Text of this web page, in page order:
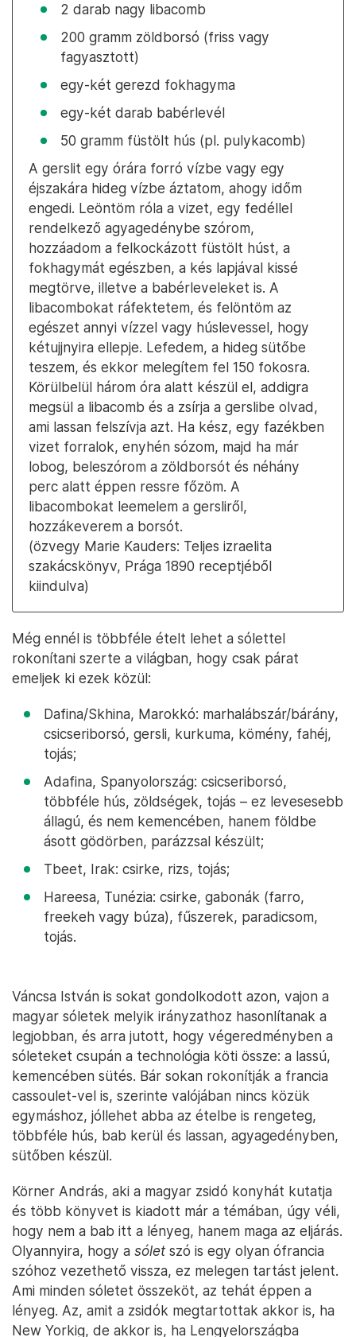
2 darab nagy libacomb
200 gramm zöldborsó (friss vagy
fagyasztott)
egy-két gerezd fokhagyma
egy-két darab babérlevél
50 gramm füstölt hús (pl. pulykacomb)
A gerslit egy órára forró vízbe vagy egy
éjszakára hideg vízbe áztatom, ahogy időm
engedi. Leöntöm róla a vizet, egy fedéllel
rendelkező agyagedénybe szórom,
hozzáadom a felkockázott füstölt húst, a
fokhagymát egészben, a kés lapjával kissé
megtörve, illetve a babérleveleket is. A
libacombokat ráfektetem, és felöntöm az
egészet annyi vízzel vagy húslevessel, hogy
kétujjnyira ellepje. Lefedem, a hideg sütőbe
teszem, és ekkor melegítem fel 150 fokosra.
Körülbelül három óra alatt készül el, addigra
megsül a libacomb és a zsírja a gerslibe olvad,
ami lassan felszívja azt. Ha kész, egy fazékben
vizet forralok, enyhén sózom, majd ha már
lobog, beleszórom a zöldborsót és néhány
perc alatt éppen ressre főzöm. A
libacombokat leemelem a gersliről,
hozzákeverem a borsót.
(özvegy Marie Kauders: Teljes izraelita
szakácskönyv, Prága 1890 receptjéből
kiindulva)
Még ennél is többféle ételt lehet a sólettel
rokonítani szerte a világban, hogy csak párat
emeljek ki ezek közül:
Dafina/Skhina, Marokkó: marhalábszár/bárány,
csicseriborsó, gersli, kurkuma, kömény, fahéj,
tojás;
Adafina, Spanyolország: csicseriborsó,
többféle hús, zöldségek, tojás – ez levesesebb
állagú, és nem kemencében, hanem földbe
ásott gödörben, parázzsal készült;
Tbeet, Irak: csirke, rizs, tojás;
Hareesa, Tunézia: csirke, gabonák (farro,
freekeh vagy búza), fűszerek, paradicsom,
tojás.
Váncsa István is sokat gondolkodott azon, vajon a
magyar sóletek melyik irányzathoz hasonlítanak a
legjobban, és arra jutott, hogy végeredményben a
sóleteket csupán a technológia köti össze: a lassú,
kemencében sütés. Bár sokan rokonítják a francia
cassoulet-vel is, szerinte valójában nincs közük
egymáshoz, jóllehet abba az ételbe is rengeteg,
többféle hús, bab kerül és lassan, agyagedényben,
sütőben készül.
Körner András, aki a magyar zsidó konyhát kutatja
és több könyvet is kiadott már a témában, úgy véli,
hogy nem a bab itt a lényeg, hanem maga az eljárás.
Olyannyira, hogy a sólet szó is egy olyan ófrancia
szóhoz vezethető vissza, ez melegen tartást jelent.
Ami minden sóletet összeköt, az tehát éppen a
lényeg. Az, amit a zsidók megtartottak akkor is, ha
New Yorkig, de akkor is, ha Lengyelországba